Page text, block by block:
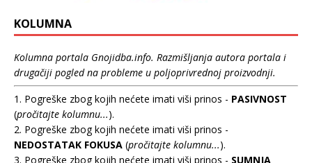
KOLUMNA
Kolumna portala Gnojidba.info. Razmišljanja autora portala i
drugačiji pogled na probleme u poljoprivrednoj proizvodnji.
1. Pogreške zbog kojih nećete imati viši prinos - PASIVNOST
(pročitajte kolumnu...).
2. Pogreške zbog kojih nećete imati viši prinos -
NEDOSTATAK FOKUSA (pročitajte kolumnu...).
3. Pogreške zbog kojih nećete imati viši prinos - SUMNJA